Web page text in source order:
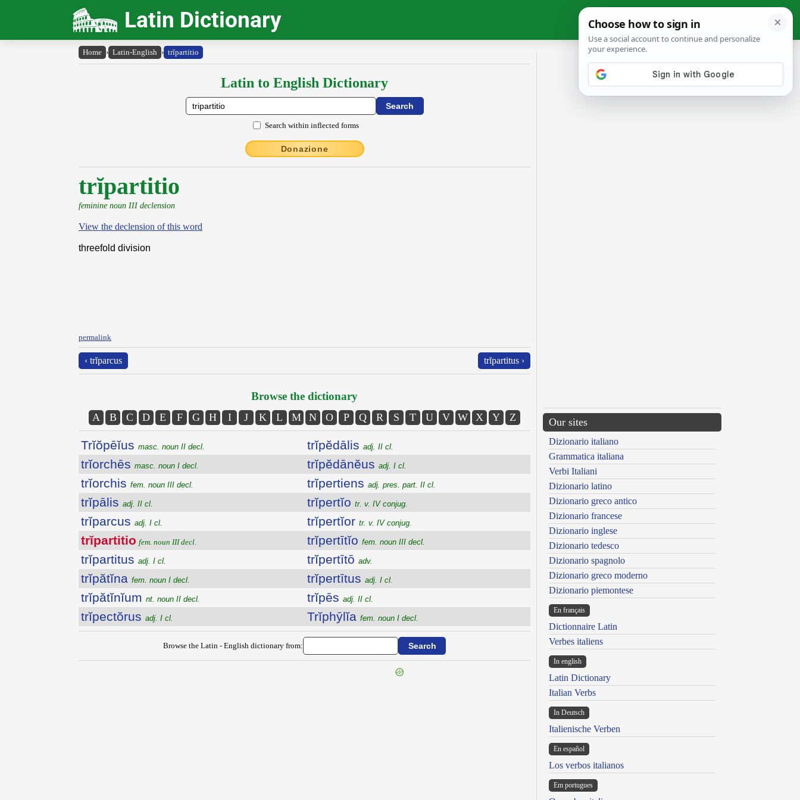
Latin Dictionary
Home › Latin-English › trĭpartitio
Latin to English Dictionary
Search within inflected forms
Donazione
trĭpartitio
feminine noun III declension
View the declension of this word
threefold division
permalink
‹ trĭparcus trĭpartitus ›
Browse the dictionary
A B C D E F G H I J K L M N O P Q R S T U V W X Y Z
Trĭŏpēĭus masc. noun II decl.
trĭorchēs masc. noun I decl.
trĭorchis fem. noun III decl.
trĭpālis adj. II cl.
trĭparcus adj. I cl.
trĭpartitio fem. noun III decl.
trĭpartitus adj. I cl.
trĭpătĭna fem. noun I decl.
trĭpătĭnĭum nt. noun II decl.
trĭpectŏrus adj. I cl.
trĭpĕdālis adj. II cl.
trĭpĕdānĕus adj. I cl.
trĭpertiens adj. pres. part. II cl.
trĭpertĭo tr. v. IV conjug.
trĭpertĭor tr. v. IV conjug.
trĭpertītĭo fem. noun III decl.
trĭpertītō adv.
trĭpertītus adj. I cl.
trĭpēs adj. II cl.
Trĭphȳlĭa fem. noun I decl.
Browse the Latin - English dictionary from:
Our sites
Dizionario italiano
Grammatica italiana
Verbi Italiani
Dizionario latino
Dizionario greco antico
Dizionario francese
Dizionario inglese
Dizionario tedesco
Dizionario spagnolo
Dizionario greco moderno
Dizionario piemontese
En français
Dictionnaire Latin
Verbes italiens
In english
Latin Dictionary
Italian Verbs
In Deutsch
Italienische Verben
En español
Los verbos italianos
Em portugues